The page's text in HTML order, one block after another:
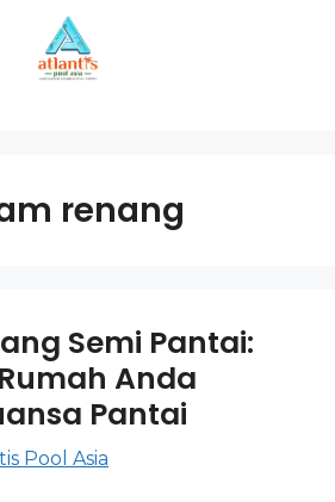
renang
Semi Pantai:
Anda
Pantai
Pool Asia